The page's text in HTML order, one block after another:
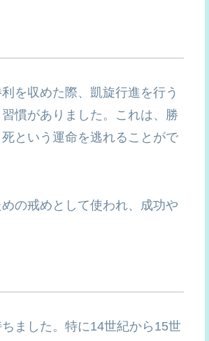
を収めた際、凱旋行進を行う
慣がありました。これは、勝
という運命を逃れることがで
の戒めとして使われ、成功や
ました。特に14世紀から15世